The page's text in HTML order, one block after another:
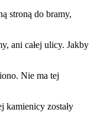
stroną do bramy,
całej ulicy. Jakby
Nie ma tej
zostały